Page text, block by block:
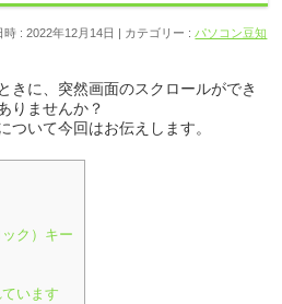
時 : 2022年12月14日 カテゴリー : パソコン豆知
きに、突然画面のスクロールができ
りませんか？
ついて今回はお伝えします。
ク）キー
います